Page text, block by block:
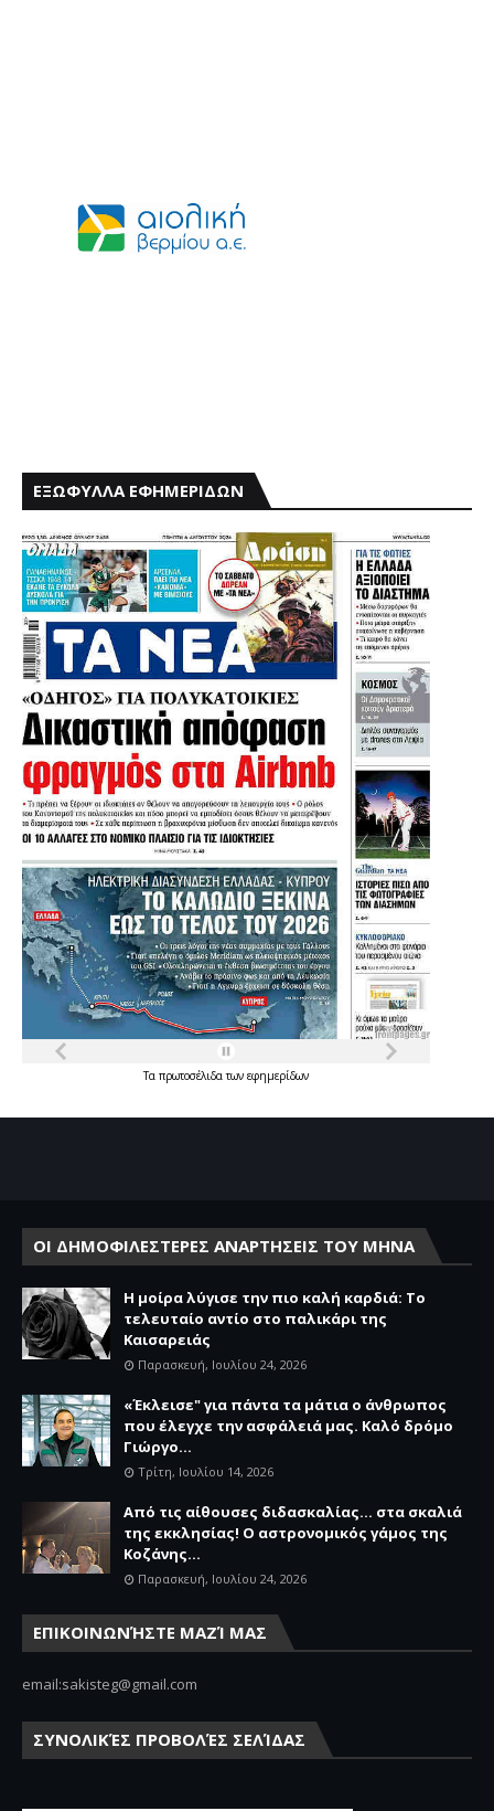
ΕΞΩΦΥΛΛΑ ΕΦΗΜΕΡΙΔΩΝ
Τα πρωτοσέλιδατων εφημερίδων
ΟΙ ΔΗΜΟΦΙΛΕΣΤΕΡΕΣ ΑΝΑΡΤΗΣΕΙΣ ΤΟΥ ΜΗΝΑ
Η μοίρα λύγισε την πιο καλή καρδιά: Το
τελευταίο αντίο στο παλικάρι της
Καισαρειάς
Παρασκευή, Ιουλίου 24, 2026
«Έκλεισε" για πάντα τα μάτια ο άνθρωπος
που έλεγχε την ασφάλειά μας. Καλό δρόμο
Γιώργο...
Τρίτη, Ιουλίου 14, 2026
Από τις αίθουσες διδασκαλίας… στα σκαλιά
της εκκλησίας! Ο αστρονομικός γάμος της
Κοζάνης...
Παρασκευή, Ιουλίου 24, 2026
ΕΠΙΚΟΙΝΩΝΉΣΤΕ ΜΑΖΊ ΜΑΣ
email:sakisteg@gmail.com
ΣΥΝΟΛΙΚΈΣ ΠΡΟΒΟΛΈΣ ΣΕΛΊΔΑΣ